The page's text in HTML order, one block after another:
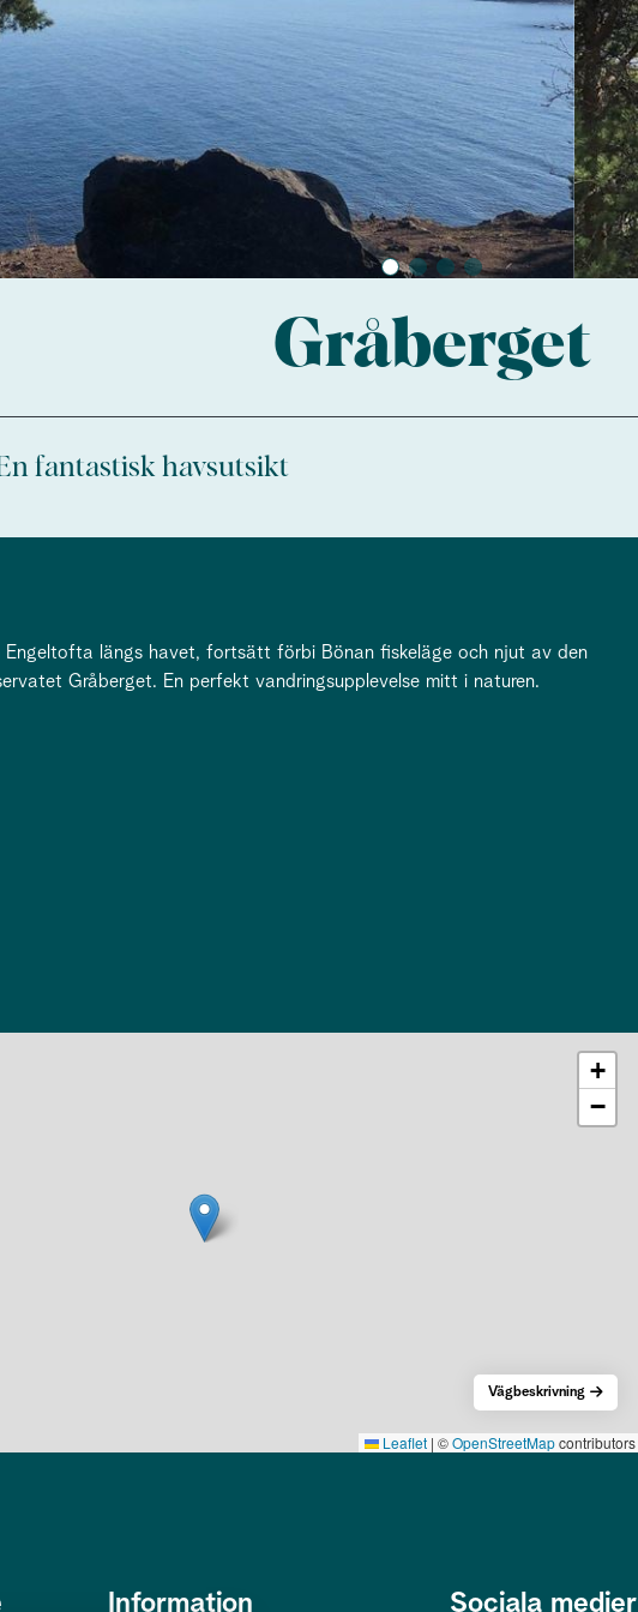
Gråberget
fantastisk havsutsikt
Engeltofta längs havet, fortsätt förbi Bönan fiskeläge och njut av den
Gråberget. En perfekt vandringsupplevelse mitt i naturen.
+
−
Leaflet | ©OpenStreetMapcontributors
Vägbeskrivning
Information Sociala medier